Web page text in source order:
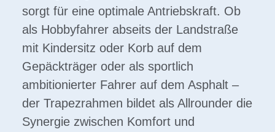
sorgt für eine optimale Antriebskraft. Ob
als Hobbyfahrer abseits der Landstraße
mit Kindersitz oder Korb auf dem
Gepäckträger oder als sportlich
ambitionierter Fahrer auf dem Asphalt –
der Trapezrahmen bildet als Allrounder die
Synergie zwischen Komfort und